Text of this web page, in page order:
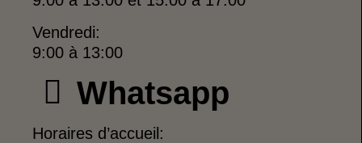
Vendredi:
9:00 à 13:00
Whatsapp
Horaires d’accueil: